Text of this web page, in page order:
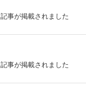
事が掲載されました
事が掲載されました